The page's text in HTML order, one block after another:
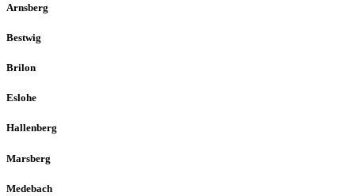
Arnsberg
Bestwig
Brilon
Eslohe
Hallenberg
Marsberg
Medebach